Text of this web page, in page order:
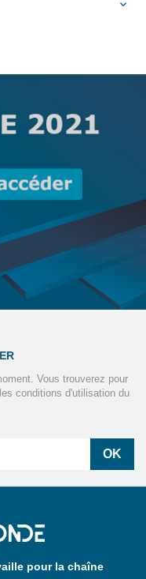
keyboard_arrow_down
Vous trouverez pour
conditions d'utilisation du
pour la chaîne